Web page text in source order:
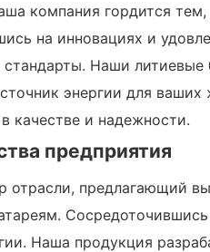
компания гордится
на инновациях и
Наши литиевые
энергии для
качестве и надежности.
предприятия
предлагающий
Наша продукция